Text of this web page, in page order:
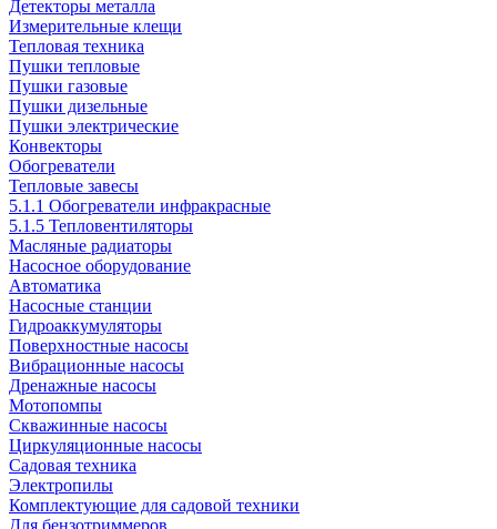
Детекторы металла
Измерительные клещи
Тепловая техника
Пушки тепловые
Пушки газовые
Пушки дизельные
Пушки электрические
Конвекторы
Обогреватели
Тепловые завесы
5.1.1 Обогреватели инфракрасные
5.1.5 Тепловентиляторы
Масляные радиаторы
Насосное оборудование
Автоматика
Насосные станции
Гидроаккумуляторы
Поверхностные насосы
Вибрационные насосы
Дренажные насосы
Мотопомпы
Скважинные насосы
Циркуляционные насосы
Садовая техника
Электропилы
Комплектующие для садовой техники
Для бензотриммеров